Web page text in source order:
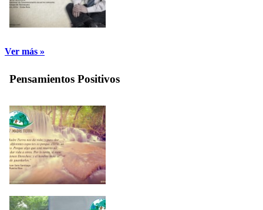
Ver más »
Pensamientos Positivos